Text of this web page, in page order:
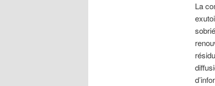
La